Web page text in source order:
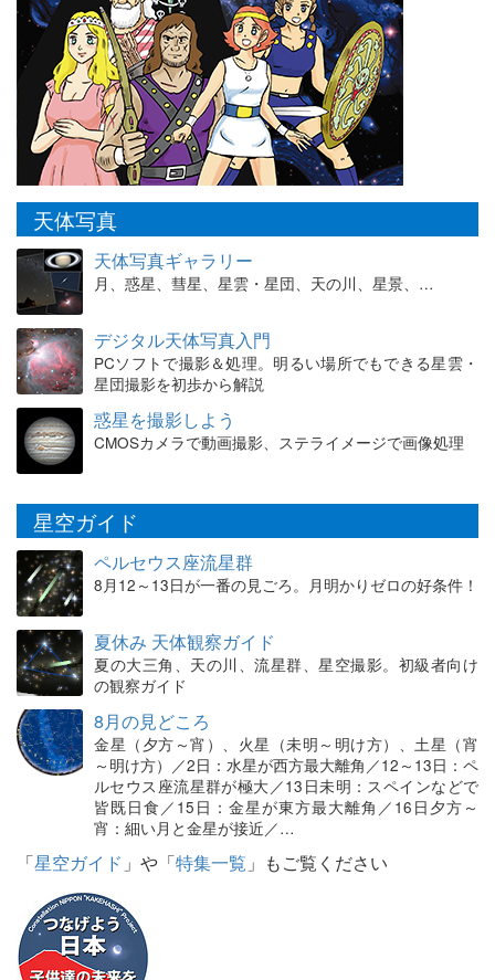
天体写真
天体写真ギャラリー
月、惑星、彗星、星雲・星団、天の川、星景、…
デジタル天体写真入門
PCソフトで撮影＆処理。明るい場所でもできる星雲・
星団撮影を初歩から解説
惑星を撮影しよう
CMOSカメラで動画撮影、ステライメージで画像処理
星空ガイド
ペルセウス座流星群
8月12～13日が一番の見ごろ。月明かりゼロの好条件！
夏休み 天体観察ガイド
夏の大三角、天の川、流星群、星空撮影。初級者向け
の観察ガイド
8月の見どころ
金星（夕方～宵）、火星（未明～明け方）、土星（宵
～明け方）／2日：水星が西方最大離角／12～13日：ペ
ルセウス座流星群が極大／13日未明：スペインなどで
皆既日食／15日：金星が東方最大離角／16日夕方～
宵：細い月と金星が接近／…
「星空ガイド 」や「特集一覧 」もご覧ください